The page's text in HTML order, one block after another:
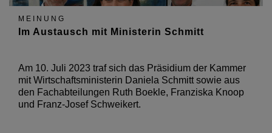
MEINUNG
Im Austausch mit Ministerin Schmitt
Am 10. Juli 2023 traf sich das Präsidium der Kammer
mit Wirtschaftsministerin Daniela Schmitt sowie aus
den Fachabteilungen Ruth Boekle, Franziska Knoop
und Franz-Josef Schweikert.